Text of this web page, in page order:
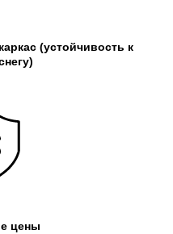
(устойчивость к
цены